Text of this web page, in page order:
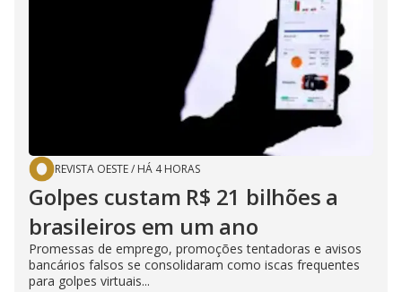
REVISTA OESTE/ HÁ 4 HORAS
Golpes custam R$ 21 bilhões a
brasileiros em um ano
Promessas de emprego, promoções tentadoras e avisos
bancários falsos se consolidaram como iscas frequentes
para golpes virtuais...